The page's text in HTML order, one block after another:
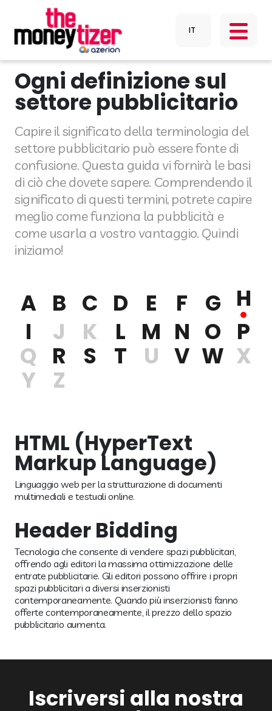
Ogni definizione sul
settore pubblicitario
Capire il significato della terminologia del
settore pubblicitario può essere fonte di
confusione. Questa guida vi fornirà le basi
di ciò che dovete sapere. Comprendendo il
significato di questi termini, potrete capire
meglio come funziona la pubblicità e
come usarla a vostro vantaggio. Quindi
iniziamo!
A B C D E F G H
I
J K L M N O P
Q R S T U V W X
Y
Z
HTML (HyperText
Markup Language)
Linguaggio web per la strutturazione di documenti
multimediali e testuali online.
Header Bidding
Tecnologia che consente di vendere spazi pubblicitari,
offrendo agli editori la massima ottimizzazione delle
entrate pubblicitarie. Gli editori possono offrire i propri
spazi pubblicitari a diversi inserzionisti
contemporaneamente. Quando più inserzionisti fanno
offerte contemporaneamente, il prezzo dello spazio
pubblicitario aumenta.
Iscriversi alla nostra